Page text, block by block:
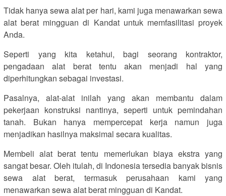
Tidak hanya sewa alat per hari, kami juga menawarkan sewa
alat berat mingguan di Kandat untuk memfasilitasi proyek
Anda.
Seperti yang kita ketahui, bagi seorang kontraktor,
pengadaan alat berat tentu akan menjadi hal yang
diperhitungkan sebagai investasi.
Pasalnya, alat-alat inilah yang akan membantu dalam
pekerjaan konstruksi nantinya, seperti untuk pemindahan
tanah. Bukan hanya mempercepat kerja namun juga
menjadikan hasilnya maksimal secara kualitas.
Membeli alat berat tentu memerlukan biaya ekstra yang
sangat besar. Oleh itulah, di Indonesia tersedia banyak bisnis
sewa alat berat, termasuk perusahaan kami yang
menawarkan sewa alat berat mingguan di Kandat.